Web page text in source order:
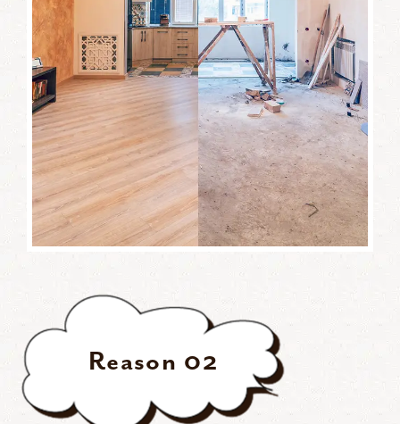
Reason 02